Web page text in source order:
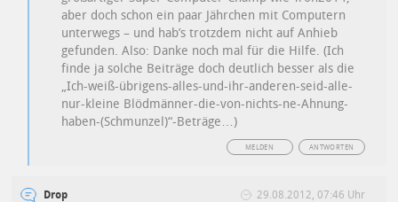
aber doch schon ein paar Jährchen mit Computern
unterwegs – und hab’s trotzdem nicht auf Anhieb
gefunden. Also: Danke noch mal für die Hilfe. (Ich
finde ja solche Beiträge doch deutlich besser als die
„Ich-weiß-übrigens-alles-und-ihr-anderen-seid-alle-
nur-kleine Blödmänner-die-von-nichts-ne-Ahnung-
haben-(Schmunzel)“-Beträge…)
ANTWORTEN
MELDEN
Drop 29.08.2012, 07:46 Uhr